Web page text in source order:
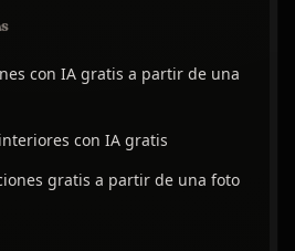
con IA gratis a partir de una
con IA gratis
gratis a partir de una foto